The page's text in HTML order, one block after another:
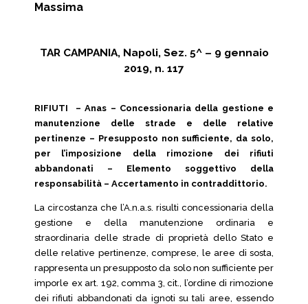
Massima
TAR CAMPANIA, Napoli, Sez. 5^ – 9 gennaio
2019, n. 117
RIFIUTI – Anas – Concessionaria della gestione e
manutenzione delle strade e delle relative
pertinenze – Presupposto non sufficiente, da solo,
per l’imposizione della rimozione dei rifiuti
abbandonati – Elemento soggettivo della
responsabilità – Accertamento in contraddittorio.
La circostanza che l’A.n.a.s. risulti concessionaria della
gestione e della manutenzione ordinaria e
straordinaria delle strade di proprietà dello Stato e
delle relative pertinenze, comprese, le aree di sosta,
rappresenta un presupposto da solo non sufficiente per
imporle ex art. 192, comma 3, cit., l’ordine di rimozione
dei rifiuti abbandonati da ignoti su tali aree, essendo